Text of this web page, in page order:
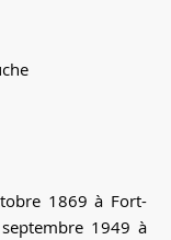
1869 à Fort-
1949 à